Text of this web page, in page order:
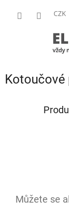
CZK
Kotoučové
Můžete se